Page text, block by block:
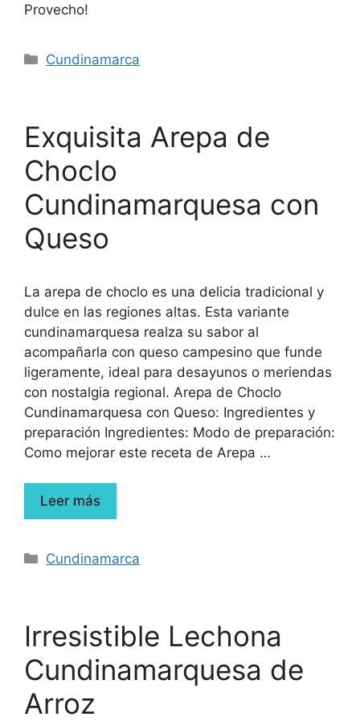
Provecho!
Cundinamarca
Exquisita Arepa de
Choclo
Cundinamarquesa con
Queso
La arepa de choclo es una delicia tradicional y
dulce en las regiones altas. Esta variante
cundinamarquesa realza su sabor al
acompañarla con queso campesino que funde
ligeramente, ideal para desayunos o meriendas
con nostalgia regional. Arepa de Choclo
Cundinamarquesa con Queso: Ingredientes y
preparación Ingredientes: Modo de preparación:
Como mejorar este receta de Arepa …
Leer más
Cundinamarca
Irresistible Lechona
Cundinamarquesa de
Arroz